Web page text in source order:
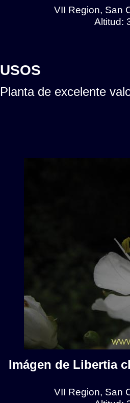
VII Region, San
Altitud:
USOS
Planta de excelente
Imágen de Libertia
VII Region, San